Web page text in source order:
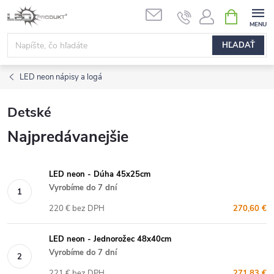
Prejsť
na
obsah
HĽADAŤ
KOŠÍK
LED neon nápisy a logá
Detské
Najpredávanejšie
LED neon - Dúha 45x25cm
Vyrobíme do 7 dní
270,60 €
220 € bez DPH
LED neon - Jednorožec 48x40cm
Vyrobíme do 7 dní